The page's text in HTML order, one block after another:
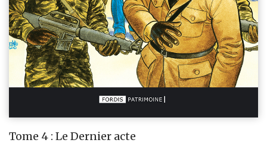
Tome 4 : Le Dernier acte